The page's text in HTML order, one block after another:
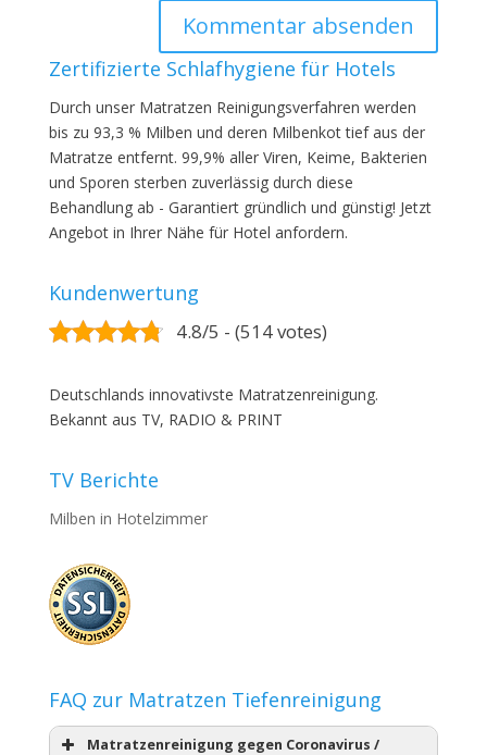
Zertifizierte Schlafhygiene für Hotels
Durch unser Matratzen Reinigungsverfahren werden
bis zu 93,3 % Milben und deren Milbenkot tief aus der
Matratze entfernt. 99,9% aller Viren, Keime, Bakterien
und Sporen sterben zuverlässig durch diese
Behandlung ab - Garantiert gründlich und günstig! Jetzt
Angebot in Ihrer Nähe für Hotel anfordern.
Kundenwertung
4.8/5 - (514 votes)
Deutschlands innovativste Matratzenreinigung.
Bekannt aus TV, RADIO & PRINT
TV Berichte
Milben in Hotelzimmer
FAQ zur Matratzen Tiefenreinigung
Matratzenreinigung gegen Coronavirus /